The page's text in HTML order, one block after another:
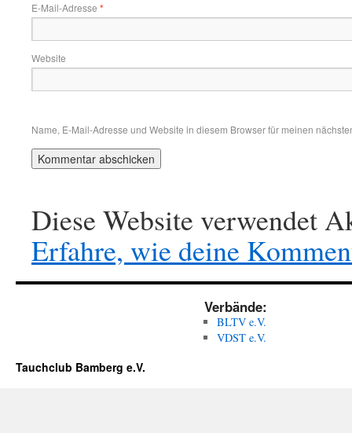
E-Mail-Adresse *
Website
Name, E-Mail-Adresse und Website in diesem Browser für meinen
Diese Website verwendet
Erfahre, wie deine
Verbände:
BLTV e.V.
VDST e.V.
Tauchclub Bamberg e.V.